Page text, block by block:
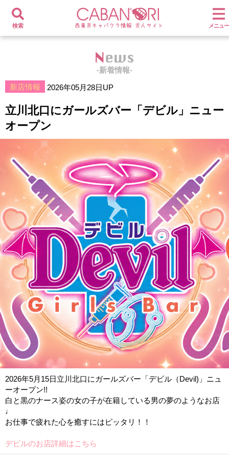
検索 メニュー
News
-新着情報-
新店情報
2026年05月28日UP
立川北口にガールズバー「デビル」ニュー
オープン
2026年5月15日立川北口にガールズバー「デビル（Devil)」ニュ
ーオープン!!
白と黒のナース姿の女の子が在籍している男の夢のようなお店
♩
お仕事で疲れた心を癒すにはピッタリ！！
デビルのお店詳細はこちら